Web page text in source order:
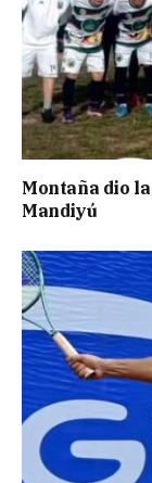
Montaña dio
Mandiyú